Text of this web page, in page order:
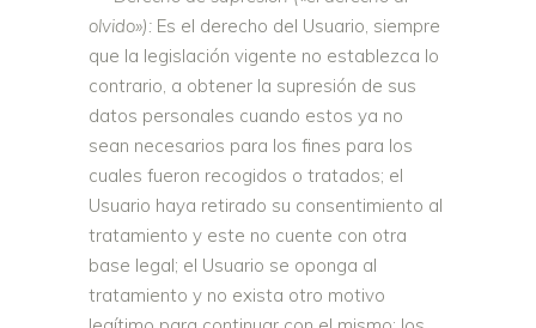
olvido»): Es el derecho del Usuario, siempre
que la legislación vigente no establezca lo
contrario, a obtener la supresión de sus
datos personales cuando estos ya no
sean necesarios para los fines para los
cuales fueron recogidos o tratados; el
Usuario haya retirado su consentimiento al
tratamiento y este no cuente con otra
base legal; el Usuario se oponga al
tratamiento y no exista otro motivo